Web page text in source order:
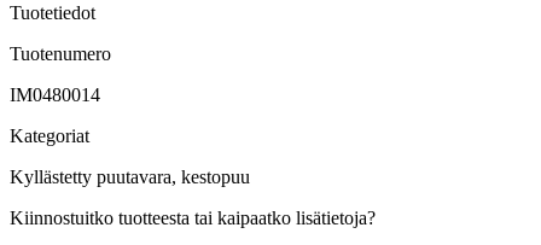
Tuotetiedot
Tuotenumero
IM0480014
Kategoriat
Kyllästetty puutavara, kestopuu
Kiinnostuitko tuotteesta tai kaipaatko lisätietoja?